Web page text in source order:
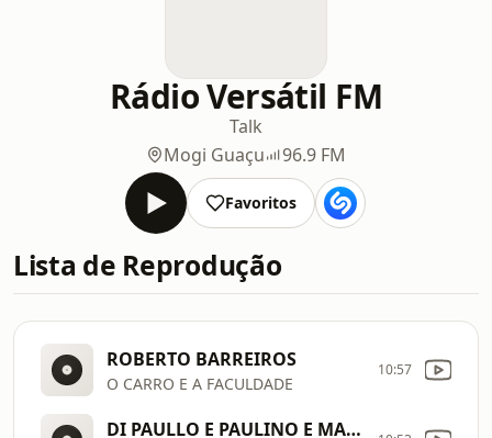
Rádio Versátil FM
Talk
Mogi Guaçu
96.9 FM
Favoritos
Lista de Reprodução
ROBERTO BARREIROS
O CARRO E A FACULDADE
10:57
DI PAULLO E PAULINO E MARILIA MENDONCA